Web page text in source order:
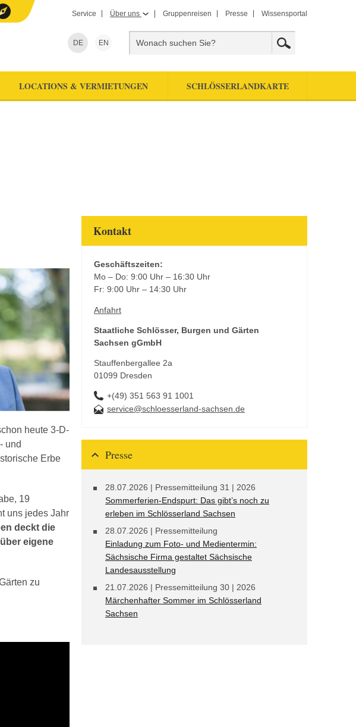
Service Über uns Gruppenreisen Presse Wissensportal
DE EN
LOCATIONS & VERMIETUNGEN SCHLÖSSERLANDKARTE
heute 3-D-
und
Erbe
19
uns jedes Jahr
deckt die
eigene
zu
Kontakt
Geschäftszeiten:
Mo – Do: 9:00 Uhr – 16:30 Uhr
Fr: 9:00 Uhr – 14:30 Uhr
Anfahrt
Staatliche Schlösser, Burgen und Gärten
Sachsen gGmbH
Stauffenbergallee 2a
01099 Dresden
+(49) 351 563 91 1001
service@schloesserland-sachsen.de
Presse
28.07.2026 | Pressemitteilung 31 | 2026
Sommerferien-Endspurt: Das gibt’s noch zu
erleben im Schlösserland Sachsen
28.07.2026 | Pressemitteilung
Einladung zum Foto- und Medientermin:
Sächsische Firma gestaltet Sächsische
Landesausstellung
21.07.2026 | Pressemitteilung 30 | 2026
Märchenhafter Sommer im Schlösserland
Sachsen